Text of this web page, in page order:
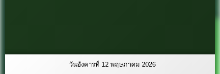
วันอังคารที่ 12 พฤษภาคม 2026